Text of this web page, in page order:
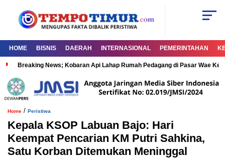
HOME BISNIS DAERAH INTERNASIONAL PEMERINTAHAN
Breaking News; Kobaran Api Lahap Rumah Pedagang di Pasar Wae
Home / Peristiwa
Kepala KSOP Labuan Bajo: Hari
Keempat Pencarian KM Putri Sahkina,
Satu Korban Ditemukan Meninggal